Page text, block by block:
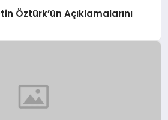
Öztürk’ün Açıklamalarını